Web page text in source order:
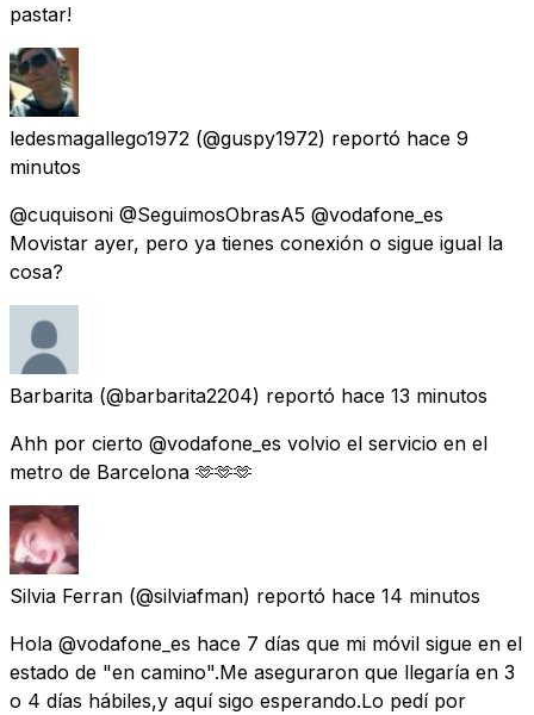
pastar!
ledesmagallego1972 (@guspy1972) reportó hace 9
minutos
@cuquisoni @SeguimosObrasA5 @vodafone_es
Movistar ayer, pero ya tienes conexión o sigue igual la
cosa?
Barbarita (@barbarita2204) reportó hace 13 minutos
Ahh por cierto @vodafone_es volvio el servicio en el
metro de Barcelona 🫶🫶🫶
Silvia Ferran (@silviafman) reportó hace 14 minutos
Hola @vodafone_es hace 7 días que mi móvil sigue en el
estado de "en camino".Me aseguraron que llegaría en 3
o 4 días hábiles,y aquí sigo esperando.Lo pedí por